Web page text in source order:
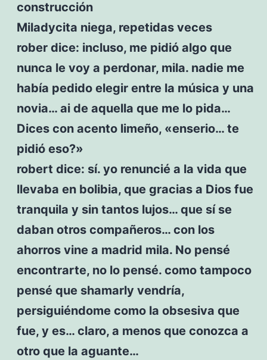
construcción
Miladycita niega, repetidas veces
rober dice: incluso, me pidió algo que
nunca le voy a perdonar, mila. nadie me
había pedido elegir entre la música y una
novia… ai de aquella que me lo pida…
Dices con acento limeño, «enserio… te
pidió eso?»
robert dice: sí. yo renuncié a la vida que
llevaba en bolibia, que gracias a Dios fue
tranquila y sin tantos lujos… que sí se
daban otros compañeros… con los
ahorros vine a madrid mila. No pensé
encontrarte, no lo pensé. como tampoco
pensé que shamarly vendría,
persiguiéndome como la obsesiva que
fue, y es… claro, a menos que conozca a
otro que la aguante…